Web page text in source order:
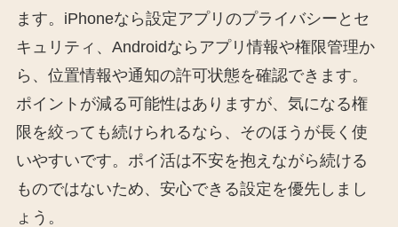
ます。iPhoneなら設定アプリのプライバシーとセ
キュリティ、Androidならアプリ情報や権限管理か
ら、位置情報や通知の許可状態を確認できます。
ポイントが減る可能性はありますが、気になる権
限を絞っても続けられるなら、そのほうが長く使
いやすいです。ポイ活は不安を抱えながら続ける
ものではないため、安心できる設定を優先しまし
ょう。